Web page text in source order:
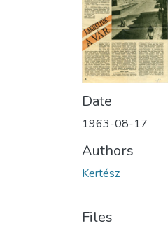
Date
1963-08-17
Authors
Kertész
Files